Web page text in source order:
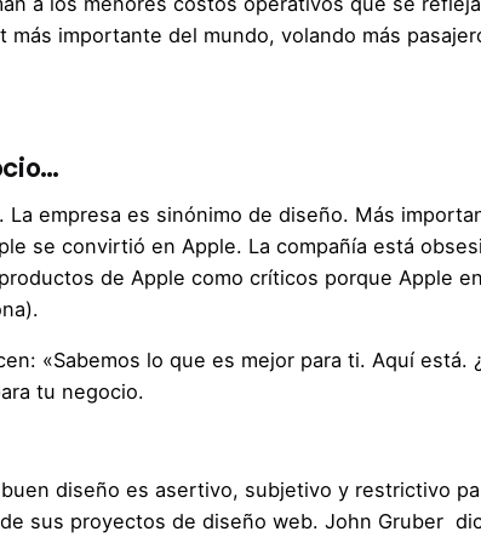
importante del mundo, volando más
empresa es sinónimo de diseño. Más
se convirtió en Apple. La compañía está
de Apple como críticos porque Apple
«Sabemos lo que es mejor para ti. Aquí está.
tu negocio.
diseño es asertivo, subjetivo y restrictivo
sus proyectos de diseño web. John Gruber